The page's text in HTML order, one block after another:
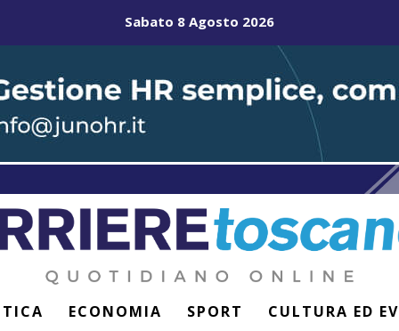
Sabato 8 Agosto 2026
ECONOMIA SPORT CULTURA ED